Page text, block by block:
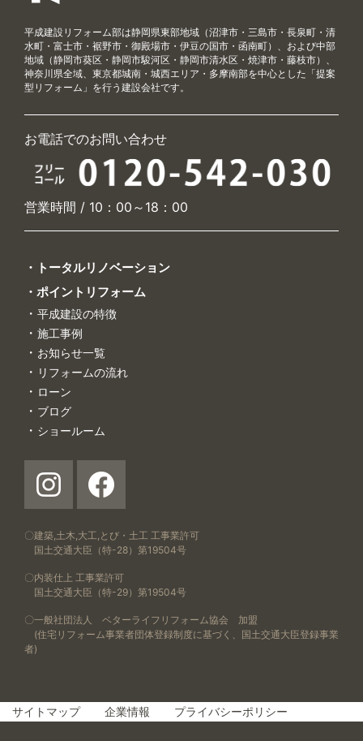
平成建設リフォーム部は静岡県東部地域（沼津市・三島市・長泉町・清
水町・富士市・裾野市・御殿場市・伊豆の国市・函南町）、および中部
地域（静岡市葵区・静岡市駿河区・静岡市清水区・焼津市・藤枝市）、
神奈川県全域、東京都城南・城西エリア・多摩南部を中心とした「提案
型リフォーム」を行う建設会社です。
お電話でのお問い合わせ
営業時間 / 10：00～18：00
・トータルリノベーション
・ポイントリフォーム
平成建設の特徴
施工事例
お知らせ一覧
リフォームの流れ
ローン
ブログ
ショールーム
〇建築,土木,大工,とび・土工 工事業許可
国土交通大臣（特-28）第19504号
〇内装仕上 工事業許可
国土交通大臣（特-29）第19504号
〇一般社団法人 ベターライフリフォーム協会 加盟
(住宅リフォーム事業者団体登録制度に基づく、国土交通大臣登録事業
者)
サイトマップ 企業情報 プライバシーポリシー